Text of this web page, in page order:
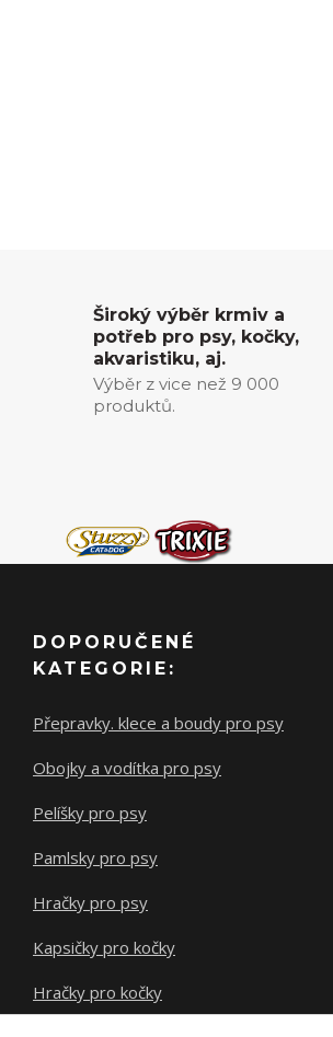
Široký výběr krmiv a
potřeb pro psy, kočky,
akvaristiku, aj.
Výběr z vice než 9 000
produktů.
DOPORUČENÉ
KATEGORIE:
Přepravky. klece a boudy pro psy
Obojky a vodítka pro psy
Pelíšky pro psy
Pamlsky pro psy
Hračky pro psy
Kapsičky pro kočky
Hračky pro kočky